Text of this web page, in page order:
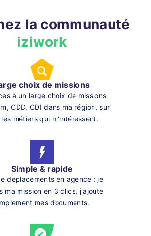
la communauté
iziwork
choix de missions
à un large choix de missions
CDD, CDI dans ma région, sur
métiers qui m’intéressent.
Simple & rapide
déplacements en agence : je
ma mission en 3 clics, j'ajoute
mes documents.